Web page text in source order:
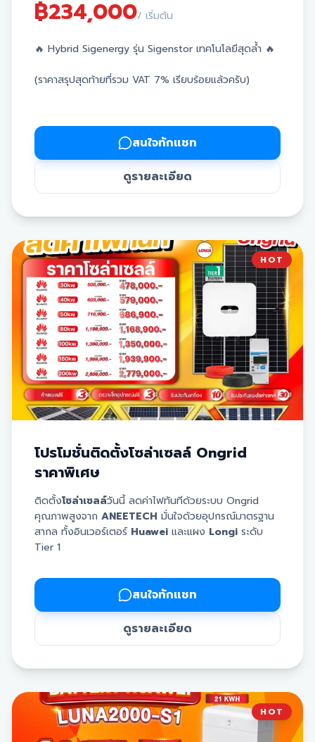
฿234,000/ เริ่มต้น
🔥 Hybrid Sigenergy รุ่น Sigenstor เทคโนโลยีสุดล้ำ 🔥
(ราคาสรุปสุดท้ายที่รวม VAT 7% เรียบร้อยแล้วครับ)
📍 Hybrid 5 kW
🔹 5 kW 1 Phase + แบต 6 kW ➡️ 250,380.-
🔹 5 kW 1 Phase + แบต 10 kW ➡️ 287,830.-
🔹 5 kW 3 Phase + แบต 6 kW ➡️ 273,920.-
🔹 5 kW 3 Phase + แบต 10 kW ➡️ 311,370.-
📍 Hybrid 10 kW
🔹 10 kW 1 Phase + แบต 6 kW ➡️ 339,190.-
🔹 10 kW 1 Phase + แบต 10 kW ➡️ 376,640.-
🔹 10 kW 3 Phase + แบต 6 kW ➡️ 349,890.-
✅ แผง Solar Cell: ยี่ห้อ LONGi Hi-MO X10 650 วัตต์ ☀️
✅ ระบบ Hybrid: Sigenergy รุ่น Sigenstor (Inverter &
Battery) ⚡️🔋
🛠 บริการหลังการขายและประกันสุดคุ้ม:
สนใจทักแชท
ดูรายละเอียด
HOT
โปรโมชั่นติดตั้งโซล่าเซลล์ Ongrid
ราคาพิเศษ
ติดตั้งโซล่าเซลล์วันนี้ ลดค่าไฟทันทีด้วยระบบ Ongrid
คุณภาพสูงจาก ANEETECH มั่นใจด้วยอุปกรณ์มาตรฐาน
สากล ทั้งอินเวอร์เตอร์ Huawei และแผง Longi ระดับ
Tier 1
✅ตรวจเช็กอุปกรณ์ฟรีนาน 3 ปี
รับประกันตัวเครื่องนาน 10 ปี
✅รับประกันแผงโซล่าเซลล์นานถึง 30 ปี
✅ อุปกรณ์ได้รับมาตรฐานจากการไฟฟ้า (MEA/PEA)
✅ ใช้แผงคุณภาพจากBloomberg Tier 1
สนใจทักแชท
ดูรายละเอียด
HOT